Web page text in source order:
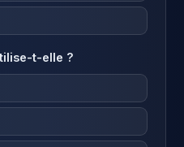
t-elle ?